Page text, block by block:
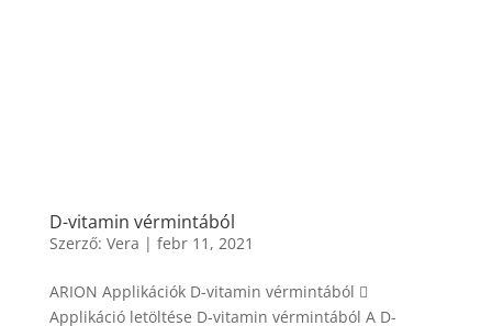
D-vitamin vérmintából
Szerző: Vera | febr 11, 2021
ARION Applikációk D-vitamin vérmintából 
Applikáció letöltése D-vitamin vérmintából A D-